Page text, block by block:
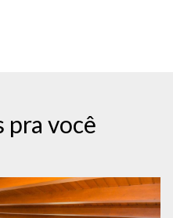
pra você